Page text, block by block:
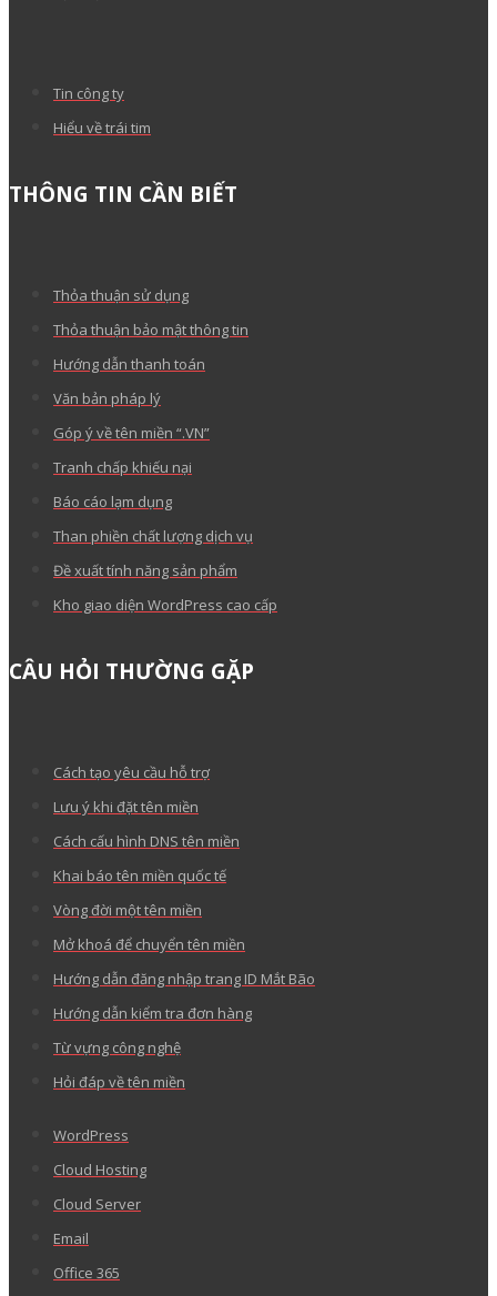
Tin công ty
Hiểu về trái tim
THÔNG TIN CẦN BIẾT
Thỏa thuận sử dụng
Thỏa thuận bảo mật thông tin
Hướng dẫn thanh toán
Văn bản pháp lý
Góp ý về tên miền “.VN”
Tranh chấp khiếu nại
Báo cáo lạm dụng
Than phiền chất lượng dịch vụ
Đề xuất tính năng sản phẩm
Kho giao diện WordPress cao cấp
CÂU HỎI THƯỜNG GẶP
Cách tạo yêu cầu hỗ trợ
Lưu ý khi đặt tên miền
Cách cấu hình DNS tên miền
Khai báo tên miền quốc tế
Vòng đời một tên miền
Mở khoá để chuyển tên miền
Hướng dẫn đăng nhập trang ID Mắt Bão
Hướng dẫn kiểm tra đơn hàng
Từ vựng công nghệ
Hỏi đáp về tên miền
WordPress
Cloud Hosting
Cloud Server
Email
Office 365